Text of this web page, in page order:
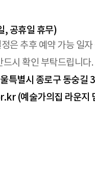
, 공휴일 휴무)
은 추후 예약 가능 일자
시 확인 부탁드립니다
특별시 종로구 동숭길
(예술가의집 라운지